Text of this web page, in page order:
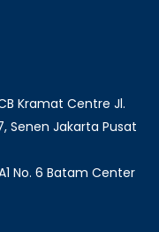
Kramat Centre Jl.
Senen Jakarta Pusat
No. 6 Batam Center